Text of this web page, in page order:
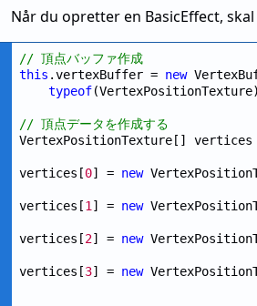
Når du opretter en BasicEffect,
// 頂点バッファ作成
this .vertexBuffer = new
typeof
// 頂点データを作成する
VertexPositionTexture[] vertices
vertices[0] = new
vertices[1 ] = new
vertices[2] = new
vertices[3] = new